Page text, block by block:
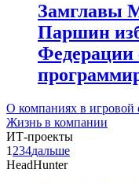
Замглавы
Паршин
Федерации
О компаниях в игровой
Жизнь в компании
ИТ-проекты
1 234дальше
HeadHunter